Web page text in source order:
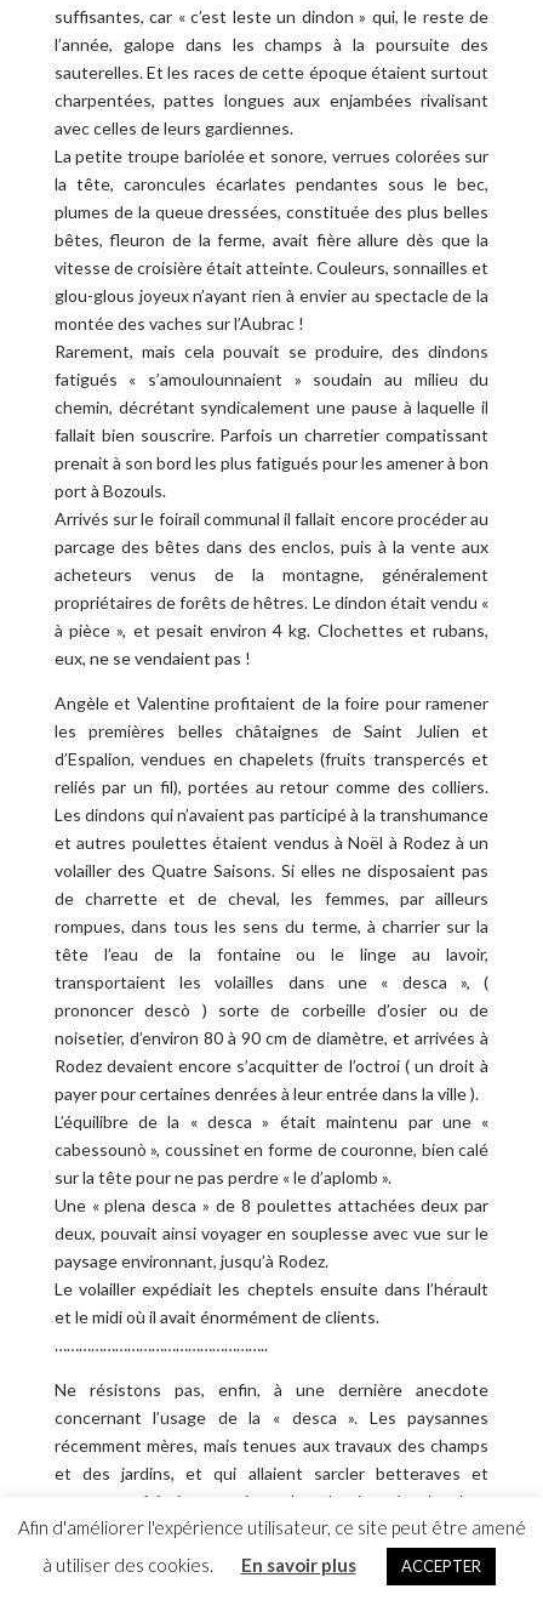
suffisantes, car « c’est leste un dindon » qui, le reste de
l’année, galope dans les champs à la poursuite des
sauterelles. Et les races de cette époque étaient surtout
charpentées, pattes longues aux enjambées rivalisant
avec celles de leurs gardiennes.
La petite troupe bariolée et sonore, verrues colorées sur
la tête, caroncules écarlates pendantes sous le bec,
plumes de la queue dressées, constituée des plus belles
bêtes, fleuron de la ferme, avait fière allure dès que la
vitesse de croisière était atteinte. Couleurs, sonnailles et
glou-glous joyeux n’ayant rien à envier au spectacle de la
montée des vaches sur l’Aubrac !
Rarement, mais cela pouvait se produire, des dindons
fatigués « s’amoulounnaient » soudain au milieu du
chemin, décrétant syndicalement une pause à laquelle il
fallait bien souscrire. Parfois un charretier compatissant
prenait à son bord les plus fatigués pour les amener à bon
port à Bozouls.
Arrivés sur le foirail communal il fallait encore procéder au
parcage des bêtes dans des enclos, puis à la vente aux
acheteurs venus de la montagne, généralement
propriétaires de forêts de hêtres. Le dindon était vendu «
à pièce », et pesait environ 4 kg. Clochettes et rubans,
eux, ne se vendaient pas !
Angèle et Valentine profitaient de la foire pour ramener
les premières belles châtaignes de Saint Julien et
d’Espalion, vendues en chapelets (fruits transpercés et
reliés par un fil), portées au retour comme des colliers.
Les dindons qui n’avaient pas participé à la transhumance
et autres poulettes étaient vendus à Noël à Rodez à un
volailler des Quatre Saisons. Si elles ne disposaient pas
de charrette et de cheval, les femmes, par ailleurs
rompues, dans tous les sens du terme, à charrier sur la
tête l’eau de la fontaine ou le linge au lavoir,
transportaient les volailles dans une « desca », (
prononcer descò ) sorte de corbeille d’osier ou de
noisetier, d’environ 80 à 90 cm de diamètre, et arrivées à
Rodez devaient encore s’acquitter de l’octroi ( un droit à
payer pour certaines denrées à leur entrée dans la ville ).
L’équilibre de la « desca » était maintenu par une «
cabessounò », coussinet en forme de couronne, bien calé
sur la tête pour ne pas perdre « le d’aplomb ».
Une « plena desca » de 8 poulettes attachées deux par
deux, pouvait ainsi voyager en souplesse avec vue sur le
paysage environnant, jusqu’à Rodez.
Le volailler expédiait les cheptels ensuite dans l’hérault
et le midi où il avait énormément de clients.
……………………………………………..
Ne résistons pas, enfin, à une dernière anecdote
concernant l’usage de la « desca ». Les paysannes
récemment mères, mais tenues aux travaux des champs
et des jardins, et qui allaient sarcler betteraves et
carottes, faisaient suivre le dernier-né de leur
progéniture confortablement installé dans la « desca » .
Le bambin y dormait sans problème, maman disponible à
tout instant pour toute tétée intempestive.
Afin d'améliorer l'expérience utilisateur, ce site peut être amené
à utiliser des cookies.
En savoir plus ACCEPTER